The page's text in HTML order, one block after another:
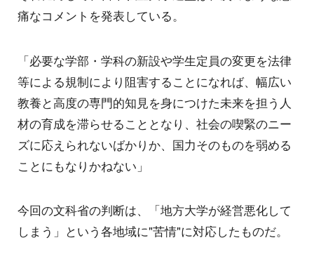
痛なコメントを発表している。
「必要な学部・学科の新設や学生定員の変更を法律
等による規制により阻害することになれば、幅広い
教養と高度の専門的知見を身につけた未来を担う人
材の育成を滞らせることとなり、社会の喫緊のニー
ズに応えられないばかりか、国力そのものを弱める
ことにもなりかねない」
今回の文科省の判断は、「地方大学が経営悪化して
しまう」という各地域に"苦情"に対応したものだ。